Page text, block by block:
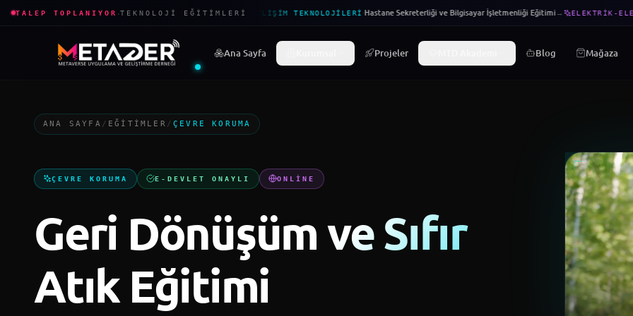
TALEP TOPLANIYOR ·TEKNOLOJI EĞITIMLERI BILIŞIM TEKNOLOJILERI·Hastane Sekreterliği ve Bilgisayar İşletmenliği Eğitimi→ ELEKTRIK-
Ana Sayfa Projeler Blog Mağaza
ANA SAYFA / EĞITIMLER /ÇEVRE KORUMA
ÇEVRE KORUMA E-DEVLET ONAYLI ONLINE
Geri Dönüşüm ve Sıfır
Atık Eğitimi